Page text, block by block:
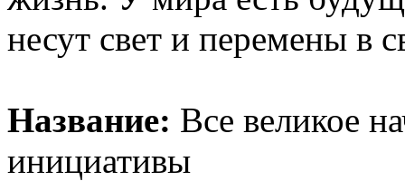
несут свет и перемены в
Название: Все великое
инициативы